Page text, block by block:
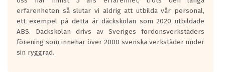
personbilar och lätta lastbilar.
Betyget sätts efter ett test där däcken
skall bromsa in på en väg där det ligger
0.5-1.5 mm vatten.
I 80km/h kommer skillnaden på
erfarenheten så slutar vi aldrig att utbilda vår personal,
ett exempel på detta är däckskolan som 2020 utbildade
ABS. Däckskolan drivs av Sveriges fordonsverkstäders
förening som innehar över 2000 svenska verkstäder under
sin ryggrad.